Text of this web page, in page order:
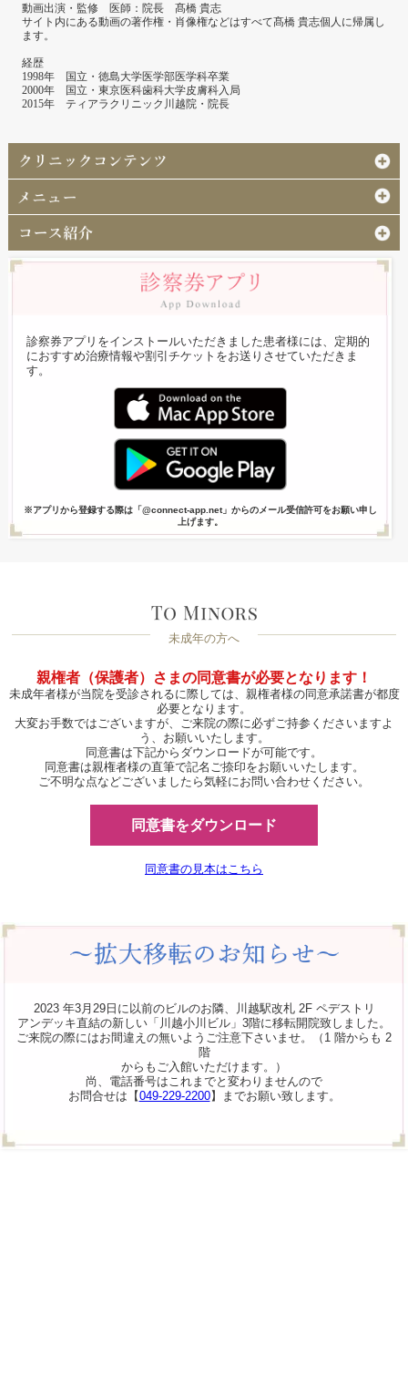
動画出演・監修 医師：院長 髙橋 貴志
サイト内にある動画の著作権・肖像権などはすべて髙橋 貴志個人に帰属し
ます。
経歴
1998年 国立・徳島大学医学部医学科卒業
2000年 国立・東京医科歯科大学皮膚科入局
2015年 ティアラクリニック川越院・院長
診察券アプリをインストールいただきました患者様には、定期的
におすすめ治療情報や割引チケットをお送りさせていただきま
す。
※アプリから登録する際は「@connect-app.net」からのメール受信許可をお願い申し
上げます。
未成年の方へ
親権者（保護者）さまの同意書が必要となります！
未成年者様が当院を受診されるに際しては、親権者様の同意承諾書が都度
必要となります。
大変お手数ではございますが、ご来院の際に必ずご持参くださいますよ
う、お願いいたします。
同意書は下記からダウンロードが可能です。
同意書は親権者様の直筆で記名ご捺印をお願いいたします。
ご不明な点などございましたら気軽にお問い合わせください。
同意書をダウンロード
同意書の見本はこちら
2023 年3月29日に以前のビルのお隣、川越駅改札 2F ペデストリ
アンデッキ直結の新しい「川越小川ビル」3階に移転開院致しました。
ご来院の際にはお間違えの無いようご注意下さいませ。（1 階からも 2
階
からもご入館いただけます。）
尚、電話番号はこれまでと変わりませんので
お問合せは【049-229-2200】までお願い致します。